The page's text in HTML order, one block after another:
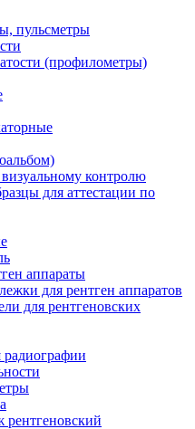
пульсметры
(профилометры)
контролю
для аттестации по
аппараты
для рентген аппаратов
для рентгеновских
рентгеновский